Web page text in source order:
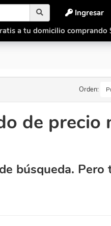
Ingresar
a tu domicilio comprando
Orden:
de precio
búsqueda. Pero